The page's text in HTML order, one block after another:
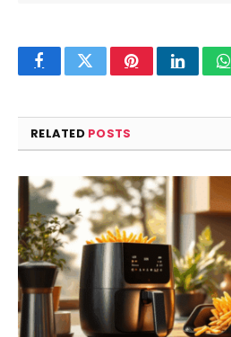
FacebookTwitterPinterest
RELATED POSTS